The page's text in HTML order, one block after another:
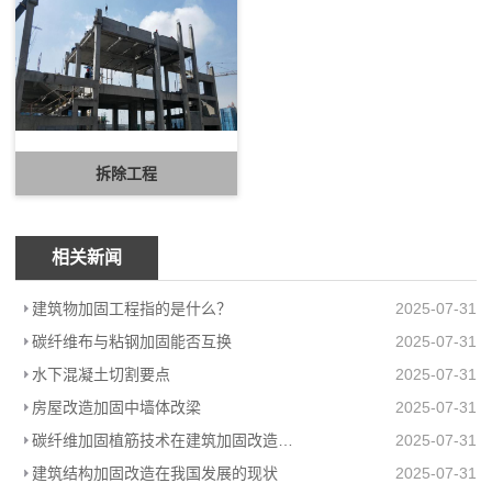
拆除工程
相关新闻
建筑物加固工程指的是什么？
2025-07-31
碳纤维布与粘钢加固能否互换
2025-07-31
水下混凝土切割要点
2025-07-31
房屋改造加固中墙体改梁
2025-07-31
碳纤维加固植筋技术在建筑加固改造中的必要性分析
2025-07-31
建筑结构加固改造在我国发展的现状
2025-07-31